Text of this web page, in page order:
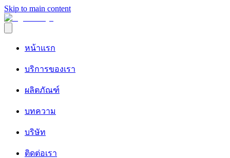
Skip to main content
หน้าแรก
บริการของเรา
ผลิตภัณฑ์
บทความ
บริษัท
ติดต่อเรา